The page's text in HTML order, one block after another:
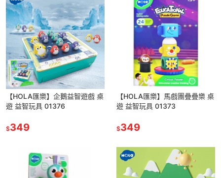
【HOLA匯樂】企鵝益智遊戲 桌
遊 益智玩具 01376
$349
【HOLA匯樂】馬戲團疊疊樂 桌
遊 益智玩具 01373
$349